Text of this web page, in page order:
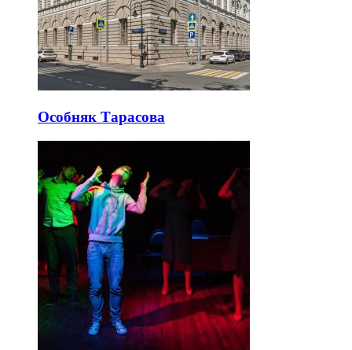
Особняк Тарасова